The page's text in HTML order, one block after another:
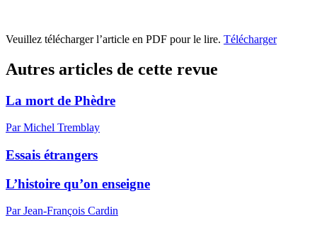
Veuillez télécharger l’article en PDF pour le lire. Télécharger
Autres articles de cette revue
La mort de Phèdre
Par Michel Tremblay
Essais étrangers
L’histoire qu’on enseigne
Par Jean-François Cardin